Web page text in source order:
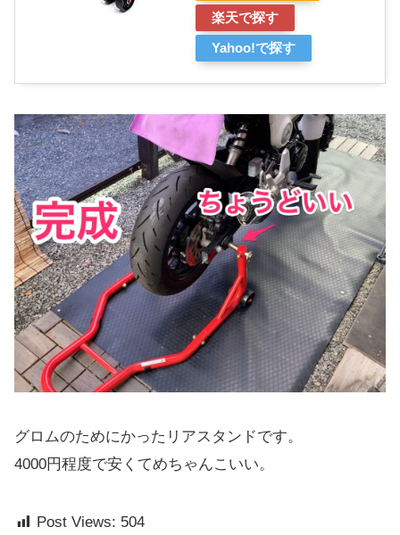
楽天で探す
Yahoo!で探す
グロムのためにかったリアスタンドです。
4000円程度で安くてめちゃんこいい。
Post Views: 504